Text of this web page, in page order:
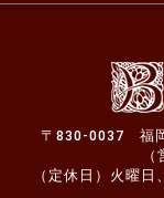
〒830-0037 福
（定休日）火曜